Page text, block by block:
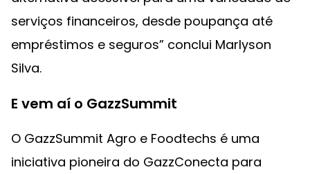
serviços financeiros, desde poupança até
empréstimos e seguros” conclui Marlyson
Silva.
E vem aí o GazzSummit
O GazzSummit Agro e Foodtechs é uma
iniciativa pioneira do GazzConecta para